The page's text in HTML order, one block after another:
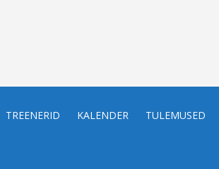
TREENERID KALENDER TULEMUSED